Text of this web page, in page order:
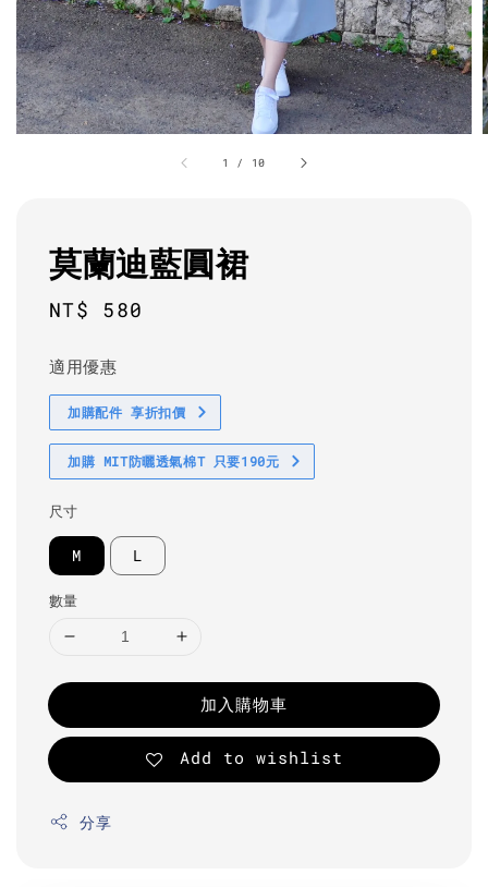
1 / 10
莫蘭迪藍圓裙
Regular
NT$ 580
適用優惠
加購配件 享折扣價
加購 MIT防曬透氣棉T 只要190元
尺寸
M L
數量
加入購物車
Add to wishlist
分享